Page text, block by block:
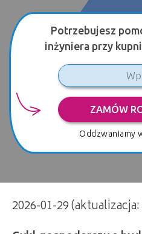
Potrzebujesz
inżyniera przy
ZAMÓW
Oddzwaniamy
2026-01-29
Cykl gospodarczy a